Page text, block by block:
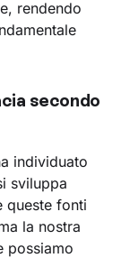
rendendo
secondo
individuato
sviluppa
queste fonti
la nostra
possiamo